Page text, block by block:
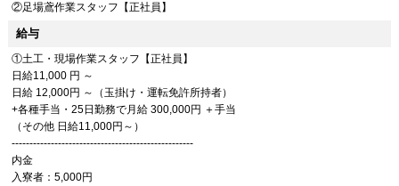
②足場鳶作業スタッフ【正社員】
給与
①土工・現場作業スタッフ【正社員】
日給11,000 円 ～
日給 12,000円 ～（玉掛け・運転免許所持者）
+各種手当・25日勤務で月給 300,000円 ＋手当
（その他 日給11,000円～）
---------------------------------------------------
内金
入寮者：5,000円​